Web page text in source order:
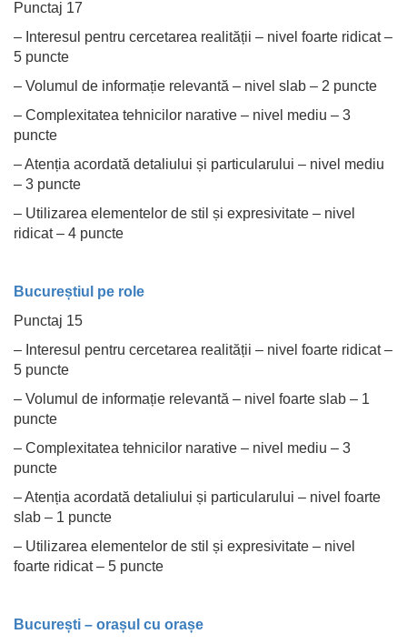
Punctaj 17
– Interesul pentru cercetarea realității – nivel foarte ridicat –
5 puncte
– Volumul de informație relevantă – nivel slab – 2 puncte
– Complexitatea tehnicilor narative – nivel mediu – 3
puncte
– Atenția acordată detaliului și particularului – nivel mediu
– 3 puncte
– Utilizarea elementelor de stil și expresivitate – nivel
ridicat – 4 puncte
Bucureștiul pe role
Punctaj 15
– Interesul pentru cercetarea realității – nivel foarte ridicat –
5 puncte
– Volumul de informație relevantă – nivel foarte slab – 1
puncte
– Complexitatea tehnicilor narative – nivel mediu – 3
puncte
– Atenția acordată detaliului și particularului – nivel foarte
slab – 1 puncte
– Utilizarea elementelor de stil și expresivitate – nivel
foarte ridicat – 5 puncte
București – orașul cu orașe